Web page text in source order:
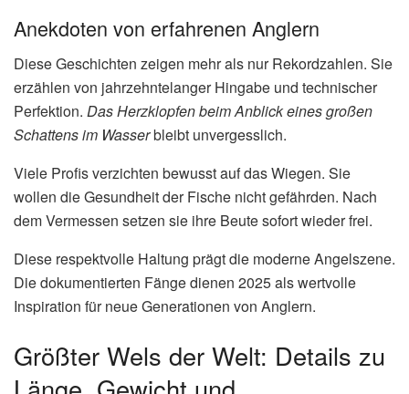
Anekdoten von erfahrenen Anglern
Diese Geschichten zeigen mehr als nur Rekordzahlen. Sie
erzählen von jahrzehntelanger Hingabe und technischer
Perfektion. Das Herzklopfen beim Anblick eines großen
Schattens im Wasserbleibt unvergesslich.
Viele Profis verzichten bewusst auf das Wiegen. Sie
wollen die Gesundheit der Fische nicht gefährden. Nach
dem Vermessen setzen sie ihre Beute sofort wieder frei.
Diese respektvolle Haltung prägt die moderne Angelszene.
Die dokumentierten Fänge dienen 2025 als wertvolle
Inspiration für neue Generationen von Anglern.
Größter Wels der Welt: Details zu